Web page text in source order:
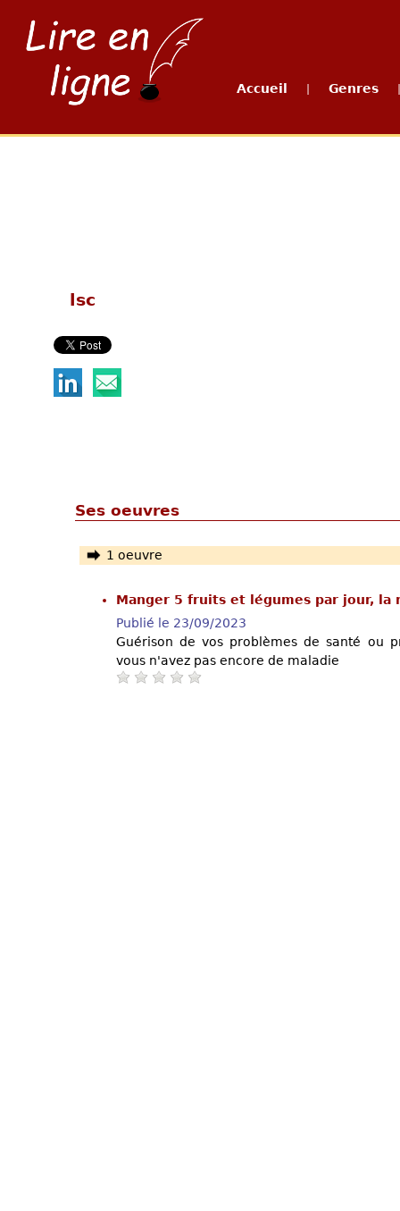
Accueil Genres
lsc
Ses oeuvres
1 oeuvre
Manger 5 fruits et légumes par jour, la
Publié le 23/09/2023
Guérison de vos problèmes de santé ou
vous n'avez pas encore de maladie